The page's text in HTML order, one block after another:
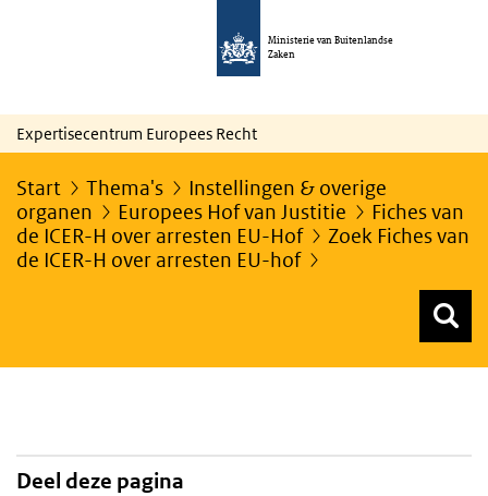
Ministerie van Buitenlandse
Zaken
Expertisecentrum Europees Recht
Start Thema's
Instellingen & overige
organen
Europees Hof van Justitie
Fiches van
de ICER-H over arresten EU-Hof
Zoek Fiches van
de ICER-H over arresten EU-hof
Deel deze pagina